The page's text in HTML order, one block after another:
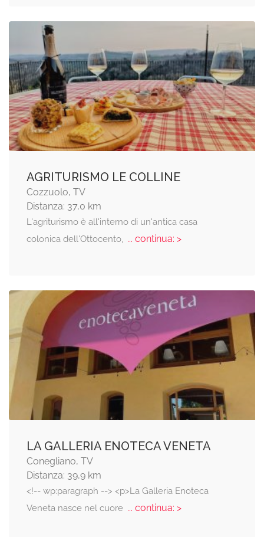
AGRITURISMO LE COLLINE
Cozzuolo, TV
Distanza: 37,0 km
L'agriturismo è all'interno di un'antica casa
colonica dell'Ottocento, ... continua: >
LA GALLERIA ENOTECA VENETA
Conegliano, TV
Distanza: 39,9 km
<!-- wp:paragraph --> <p>La Galleria Enoteca
Veneta nasce nel cuore... continua: >